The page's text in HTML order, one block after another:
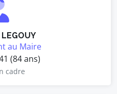
au Maire
(84 ans)
cadre